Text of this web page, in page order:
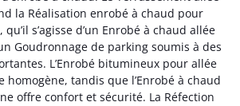
la Réalisation enrobé à chaud pour
s’agisse d’un Enrobé à chaud allée
Goudronnage de parking soumis à des
L’Enrobé bitumineux pour allée
homogène, tandis que l’Enrobé à chaud
offre confort et sécurité. La Réfection